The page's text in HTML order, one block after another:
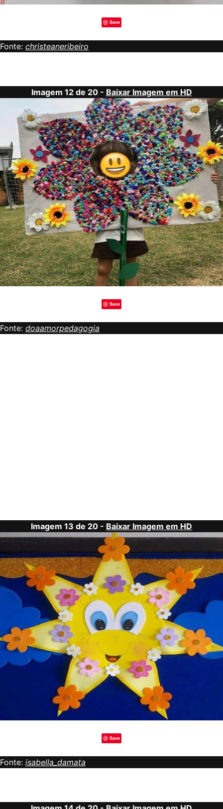
Save
Fonte: christeaneribeiro
Imagem 12 de 20 - Baixar Imagem em HD
Save
Fonte: doaamorpedagogia
Imagem 13 de 20 - Baixar Imagem em HD
Save
Fonte: isabella_damata